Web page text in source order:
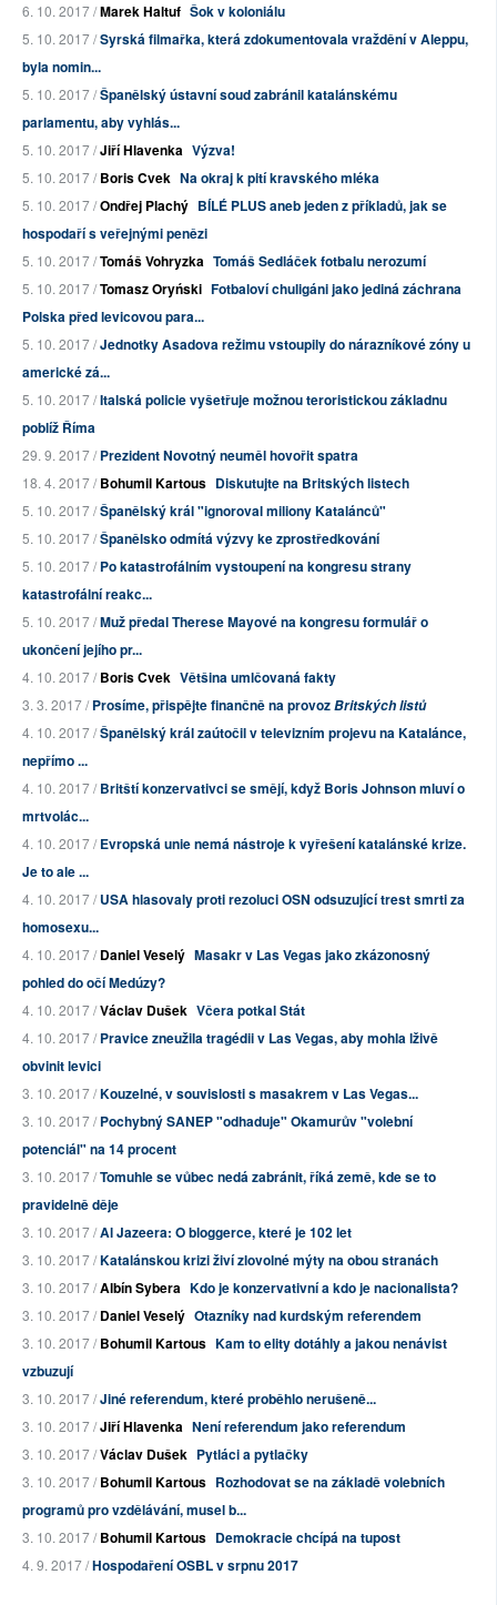
6. 10. 2017 /Marek Haltuf Šok v koloniálu
5. 10. 2017 /Syrská filmařka, která zdokumentovala vraždění v Aleppu,
byla nomin...
5. 10. 2017 /Španělský ústavní soud zabránil katalánskému
parlamentu, aby vyhlás...
5. 10. 2017 /Jiří Hlavenka Výzva!
5. 10. 2017 /Boris Cvek Na okraj k pití kravského mléka
5. 10. 2017 /Ondřej Plachý BÍLÉ PLUS aneb jeden z příkladů, jak se
hospodaří s veřejnými penězi
5. 10. 2017 /Tomáš Vohryzka Tomáš Sedláček fotbalu nerozumí
5. 10. 2017 /Tomasz Oryński Fotbaloví chuligáni jako jediná záchrana
Polska před levicovou para...
5. 10. 2017 /Jednotky Asadova režimu vstoupily do nárazníkové zóny u
americké zá...
5. 10. 2017 /Italská policie vyšetřuje možnou teroristickou základnu
poblíž Říma
29. 9. 2017 /Prezident Novotný neuměl hovořit spatra
18. 4. 2017 /Bohumil Kartous Diskutujte na Britských listech
5. 10. 2017 /Španělský král "ignoroval miliony Katalánců"
5. 10. 2017 /Španělsko odmítá výzvy ke zprostředkování
5. 10. 2017 /Po katastrofálním vystoupení na kongresu strany
katastrofální reakc...
5. 10. 2017 /Muž předal Therese Mayové na kongresu formulář o
ukončení jejího pr...
4. 10. 2017 /Boris Cvek Většina umlčovaná fakty
3. 3. 2017 /Prosíme, přispějte finančně na provozBritských listů
4. 10. 2017 /Španělský král zaútočil v televizním projevu na Katalánce,
nepřímo ...
4. 10. 2017 /Britští konzervativci se smějí, když Boris Johnson mluví o
mrtvolác...
4. 10. 2017 /Evropská unie nemá nástroje k vyřešení katalánské krize.
Je to ale ...
4. 10. 2017 /USA hlasovaly proti rezoluci OSN odsuzující trest smrti za
homosexu...
4. 10. 2017 /Daniel Veselý Masakr v Las Vegas jako zkázonosný
pohled do očí Medúzy?
4. 10. 2017 /Václav Dušek Včera potkal Stát
4. 10. 2017 /Pravice zneužila tragédii v Las Vegas, aby mohla lživě
obvinit levici
3. 10. 2017 /Kouzelné, v souvislosti s masakrem v Las Vegas...
3. 10. 2017 /Pochybný SANEP "odhaduje" Okamurův "volební
potenciál" na 14 procent
3. 10. 2017 /Tomuhle se vůbec nedá zabránit, říká země, kde se to
pravidelně děje
3. 10. 2017 /Al Jazeera: O bloggerce, které je 102 let
3. 10. 2017 /Katalánskou krizi živí zlovolné mýty na obou stranách
3. 10. 2017 /Albín Sybera Kdo je konzervativní a kdo je nacionalista?
3. 10. 2017 /Daniel Veselý Otazníky nad kurdským referendem
3. 10. 2017 /Bohumil Kartous Kam to elity dotáhly a jakou nenávist
vzbuzují
3. 10. 2017 /Jiné referendum, které proběhlo nerušeně...
3. 10. 2017 /Jiří Hlavenka Není referendum jako referendum
3. 10. 2017 /Václav Dušek Pytláci a pytlačky
3. 10. 2017 /Bohumil Kartous Rozhodovat se na základě volebních
programů pro vzdělávání, musel b...
3. 10. 2017 /Bohumil Kartous Demokracie chcípá na tupost
4. 9. 2017 /Hospodaření OSBL v srpnu 2017